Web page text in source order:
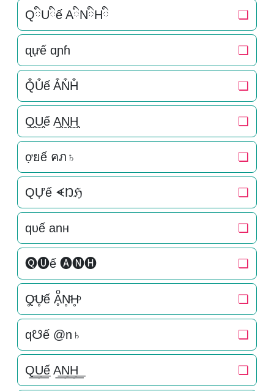
QིUིế AིNིHི ❏
ɋựế ɑɲɦ ❏
Q͒U͒ế A͒N͒H͒ ❏
Q̬̤̯U̬̤̯ế A̬̤̯N̬̤̯H̬̤̯ ❏
ợยế คภ♄ ❏
QỰế ᗛŊℌ ❏
qυế anн ❏
🅠🅤ế 🅐🅝🅗 ❏
Q̥ͦU̥ͦế ḀͦN̥ͦH̥ͦ ❏
q☋ế @n♄ ❏
Q͟͟U͟͟ế A͟͟N͟͟H͟͟ ❏